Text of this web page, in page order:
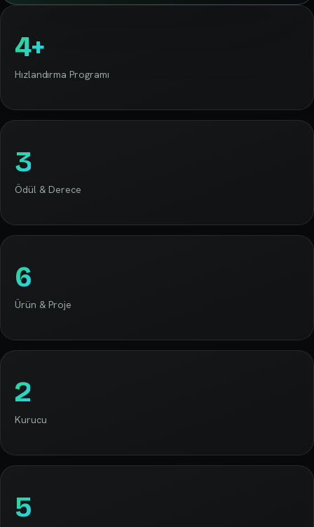
4+
Hızlandırma Programı
3
Ödül & Derece
6
Ürün & Proje
2
Kurucu
5